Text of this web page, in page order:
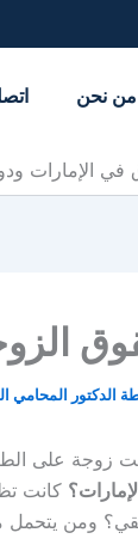
من نحن
في الإمارات
الدكتور المحامي
زوجة على
كانت
ومن يتحمل